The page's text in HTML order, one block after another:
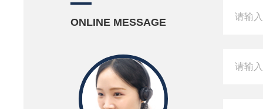
ONLINE MESSAGE